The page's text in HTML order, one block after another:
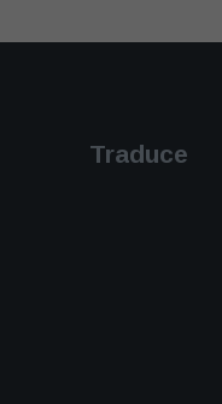
Traduce